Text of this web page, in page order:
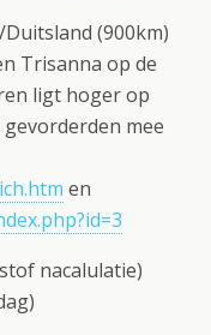
(900km)
Trisanna op de
ligt hoger op
mee
en
nacalulatie)